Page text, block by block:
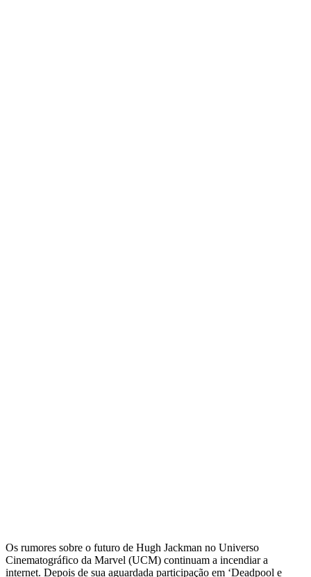
Os rumores sobre o futuro de Hugh Jackman no Universo
Cinematográfico da Marvel (UCM) continuam a incendiar a
internet. Depois de sua aguardada participação em ‘Deadpool e